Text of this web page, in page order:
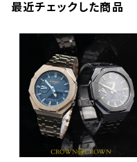
最近チェックした商品